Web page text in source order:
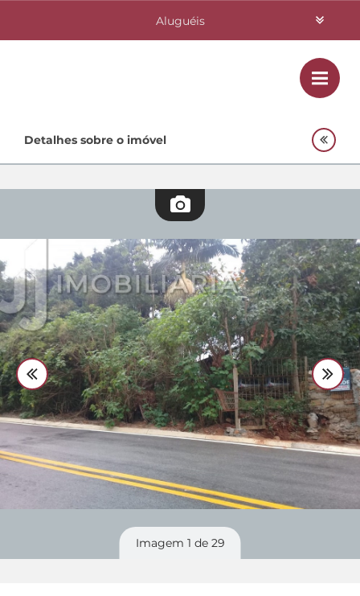
Aluguéis
Investimentos
Quem Somos
Contato
Fale Conosco 48 3364-0079
Plantão 48 99842-0500
Divulgue seu imóvel
Detalhes sobre o imóvel
Imagem 1 de 29